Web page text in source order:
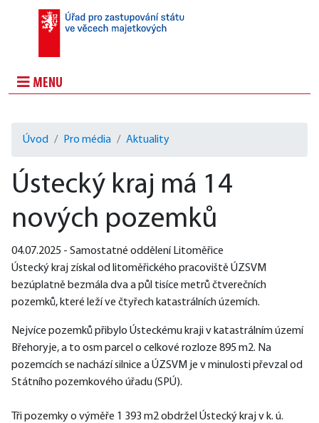
MENU
Úvod Pro média Aktuality
Ústecký kraj má 14
nových pozemků
04.07.2025 - Samostatné oddělení Litoměřice
Ústecký kraj získal od litoměřického pracoviště ÚZSVM
bezúplatně bezmála dva a půl tisíce metrů čtverečních
pozemků, které leží ve čtyřech katastrálních územích.
Nejvíce pozemků přibylo Ústeckému kraji v katastrálním území
Břehoryje, a to osm parcel o celkové rozloze 895 m2. Na
pozemcích se nachází silnice a ÚZSVM je v minulosti převzal od
Státního pozemkového úřadu (SPÚ).
Tři pozemky o výměře 1 393 m2 obdržel Ústecký kraj v k. ú.